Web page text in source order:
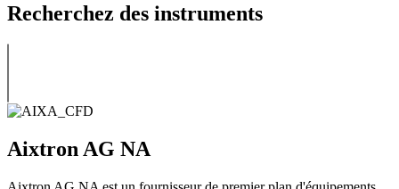
Recherchez des instruments
Aixtron AG NA